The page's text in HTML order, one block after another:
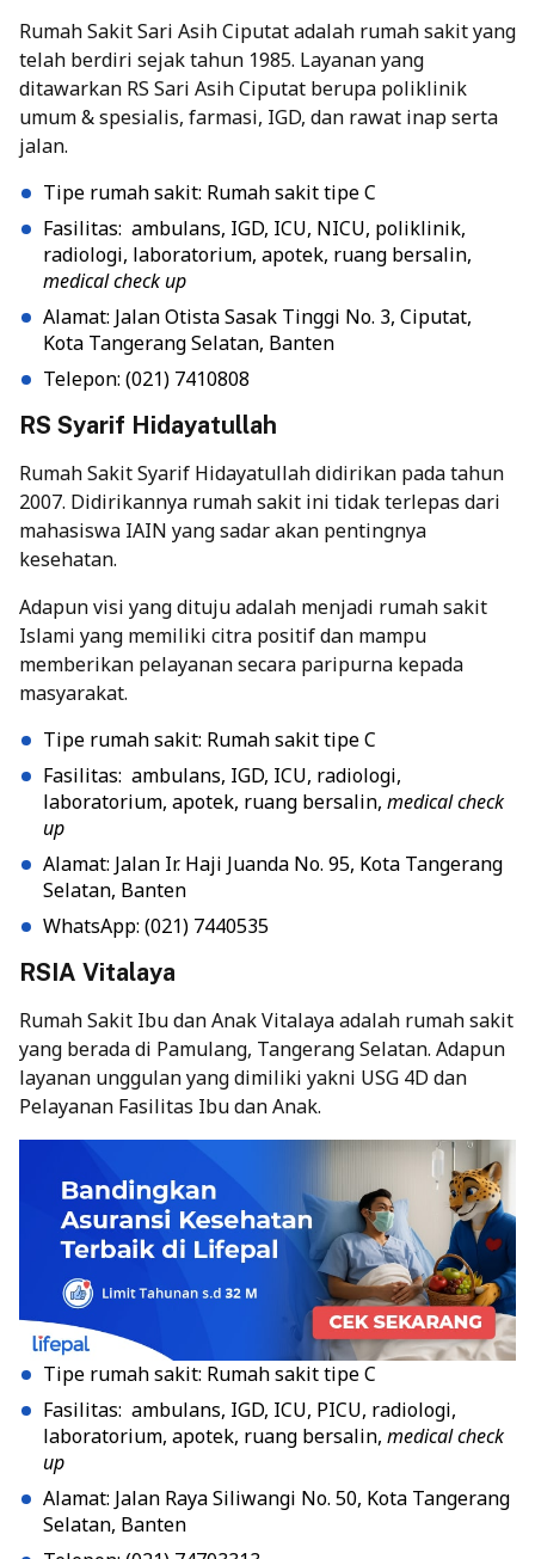
Rumah Sakit Sari Asih Ciputat adalah rumah sakit yang
telah berdiri sejak tahun 1985. Layanan yang
ditawarkan RS Sari Asih Ciputat berupa poliklinik
umum & spesialis, farmasi, IGD, dan rawat inap serta
jalan.
Tipe rumah sakit: Rumah sakit tipe C
Fasilitas: ambulans, IGD, ICU, NICU, poliklinik,
radiologi, laboratorium, apotek, ruang bersalin,
medical check up
Alamat: Jalan Otista Sasak Tinggi No. 3, Ciputat,
Kota Tangerang Selatan, Banten
Telepon: (021) 7410808
RS Syarif Hidayatullah
Rumah Sakit Syarif Hidayatullah didirikan pada tahun
2007. Didirikannya rumah sakit ini tidak terlepas dari
mahasiswa IAIN yang sadar akan pentingnya
kesehatan.
Adapun visi yang dituju adalah menjadi rumah sakit
Islami yang memiliki citra positif dan mampu
memberikan pelayanan secara paripurna kepada
masyarakat.
Tipe rumah sakit: Rumah sakit tipe C
Fasilitas: ambulans, IGD, ICU, radiologi,
laboratorium, apotek, ruang bersalin, medical check
up
Alamat: Jalan Ir. Haji Juanda No. 95, Kota Tangerang
Selatan, Banten
WhatsApp: (021) 7440535
RSIA Vitalaya
Rumah Sakit Ibu dan Anak Vitalaya adalah rumah sakit
yang berada di Pamulang, Tangerang Selatan. Adapun
layanan unggulan yang dimiliki yakni USG 4D dan
Pelayanan Fasilitas Ibu dan Anak.
Tipe rumah sakit: Rumah sakit tipe C
Fasilitas: ambulans, IGD, ICU, PICU, radiologi,
laboratorium, apotek, ruang bersalin, medical check
up
Alamat: Jalan Raya Siliwangi No. 50, Kota Tangerang
Selatan, Banten